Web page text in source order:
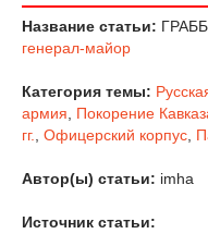
Название статьи:
генерал-майор
Категория темы:
армия
Покорение
гг.
Офицерский корпус
Автор(ы) статьи: imha
Источник статьи: